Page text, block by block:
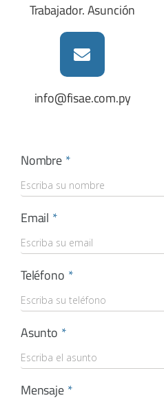
Trabajador. Asunción
info@fisae.com.py
Nombre
Email
Teléfono
Asunto
Mensaje